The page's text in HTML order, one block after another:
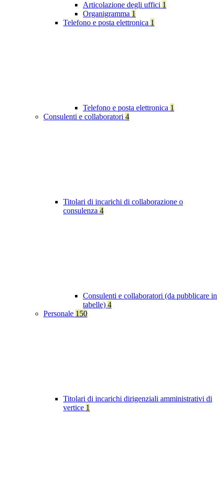
Articolazione degli uffici 1
Organigramma 1
Telefono e posta elettronica 1
Telefono e posta elettronica 1
Consulenti e collaboratori 4
Titolari di incarichi di collaborazione o
consulenza 4
Consulenti e collaboratori (da pubblicare in
tabelle) 4
Personale 150
Titolari di incarichi dirigenziali amministrativi di
vertice 1